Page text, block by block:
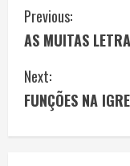
C
o
n
Previous:
AS MUITAS
Next:
FUNÇÕES NA